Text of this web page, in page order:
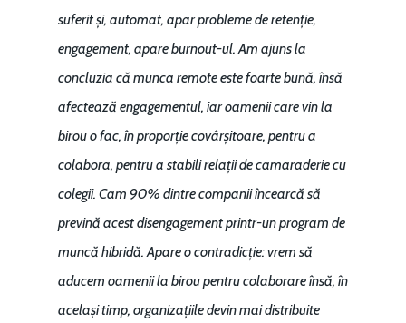
suferit și, automat, apar probleme de retenție,
engagement, apare burnout-ul. Am ajuns la
concluzia că munca remote este foarte bună, însă
afectează engagementul, iar oamenii care vin la
birou o fac, în proporție covârșitoare, pentru a
colabora, pentru a stabili relații de camaraderie cu
colegii. Cam 90% dintre companii încearcă să
prevină acest disengagement printr-un program de
muncă hibridă. Apare o contradicție: vrem să
aducem oamenii la birou pentru colaborare însă, în
același timp, organizațiile devin mai distribuite